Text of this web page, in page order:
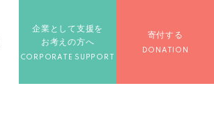
企業として支援を
お考えの方へ
寄付する